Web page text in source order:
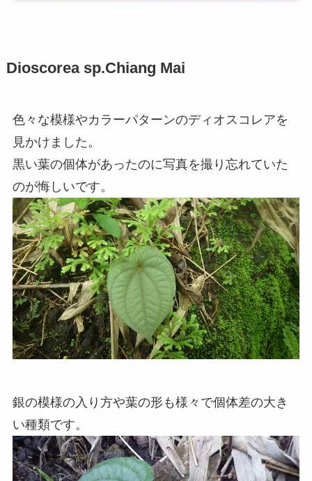
Dioscorea sp.Chiang Mai
色々な模様やカラーパターンのディオスコレアを
見かけました。
黒い葉の個体があったのに写真を撮り忘れていた
のが悔しいです。
銀の模様の入り方や葉の形も様々で個体差の大き
い種類です。